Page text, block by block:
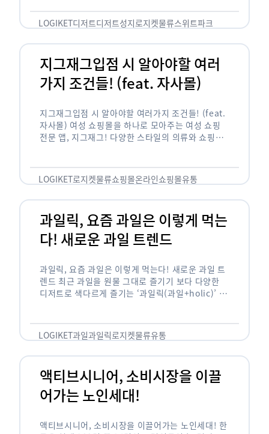
LOGIKET디저트디저트성지로지켓물류스위트파크
지그재그입점 시 알아야할 여러
가지 조건들! (feat. 자사몰)
지그재그입점 시 알아야할 여러가지 조건들! (feat.
자사몰) 여성 쇼핑몰을 하나로 모아주는 여성 쇼핑
전문 앱, 지그재그! 다양한 스타일의 의류와 쇼핑몰
LOGIKET로지켓물류쇼핑몰온라인쇼핑몰유통
과일릭, 요즘 과일은 이렇게 먹는
다! 새로운 과일 트렌드
과일릭, 요즘 과일은 이렇게 먹는다! 새로운 과일 트
렌드 최근 과일을 원물 그대로 즐기기 보다 다양한
디저트로 색다르게 즐기는 ‘과일릭(과일+holic)’ 트
…
LOGIKET과일과일릭로지켓물류유통
액티브시니어, 소비시장을 이끌
어가는 노인세대!
액티브시니어, 소비시장을 이끌어가는 노인세대! 한